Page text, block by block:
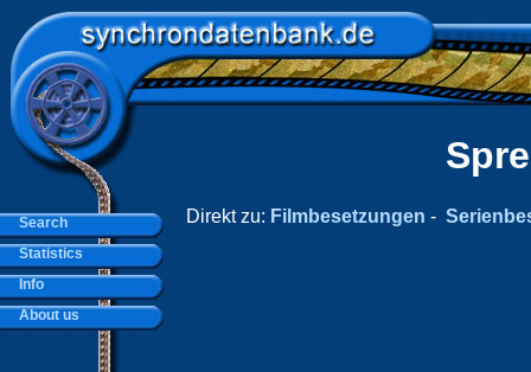
Direkt zu: Filmbesetzungen -
Search
Statistics
Info
About us